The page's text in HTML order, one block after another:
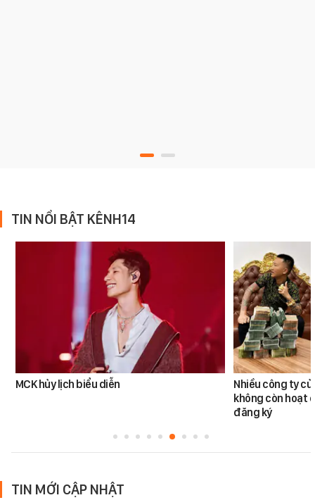
TIN NỔI BẬT KÊNH14
MCK hủy lịch biểu diễn
Nhiều công ty
không còn hoạt
đăng ký
TIN MỚI CẬP NHẬT